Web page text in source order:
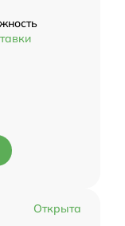
Открыта